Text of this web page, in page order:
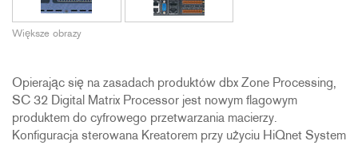
Większe obrazy
Opierając się na zasadach produktów dbx Zone Processing,
SC 32 Digital Matrix Processor jest nowym flagowym
produktem do cyfrowego przetwarzania macierzy.
Konfiguracja sterowana Kreatorem przy użyciu HiQnet System